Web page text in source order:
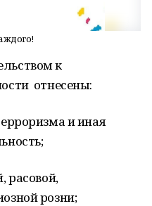
к
отнесены:
и иная
расовой,
розни;